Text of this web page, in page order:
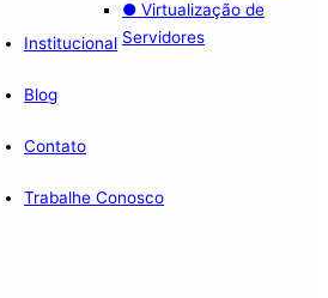
● Virtualização de
Servidores
Institucional
Blog
Contato
Trabalhe Conosco